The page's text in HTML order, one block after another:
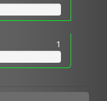
1